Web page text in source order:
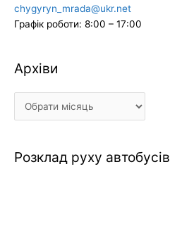
chygyryn_mrada@ukr.net
Графік роботи: 8:00 – 17:00
Архіви
Архіви
Розклад руху автобусів